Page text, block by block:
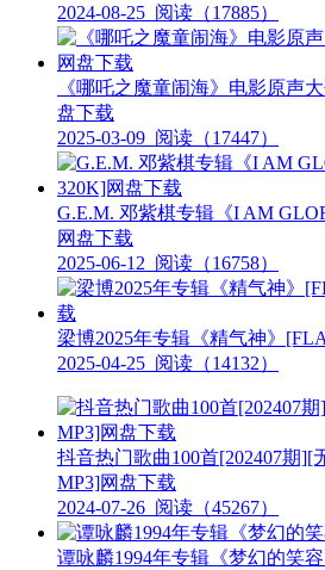
2024-08-25 阅读（17885）
《哪吒之魔童闹海》电影原声
盘下载
2025-03-09 阅读（17447）
G.E.M. 邓紫棋专辑《I AM
网盘下载
2025-06-12 阅读（16758）
梁博2025年专辑《精气神》
2025-04-25 阅读（14132）
抖音热门歌曲100首[202407期][
MP3]网盘下载
2024-07-26 阅读（45267）
谭咏麟1994年专辑《梦幻的笑